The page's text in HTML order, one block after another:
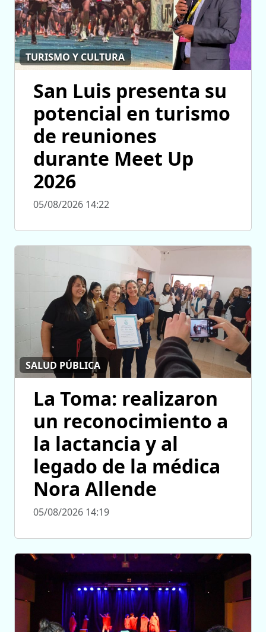
TURISMO Y CULTURA
San Luis presenta su
potencial en turismo
de reuniones
durante Meet Up
2026
05/08/2026 14:22
SALUD PÚBLICA
La Toma: realizaron
un reconocimiento a
la lactancia y al
legado de la médica
Nora Allende
05/08/2026 14:19